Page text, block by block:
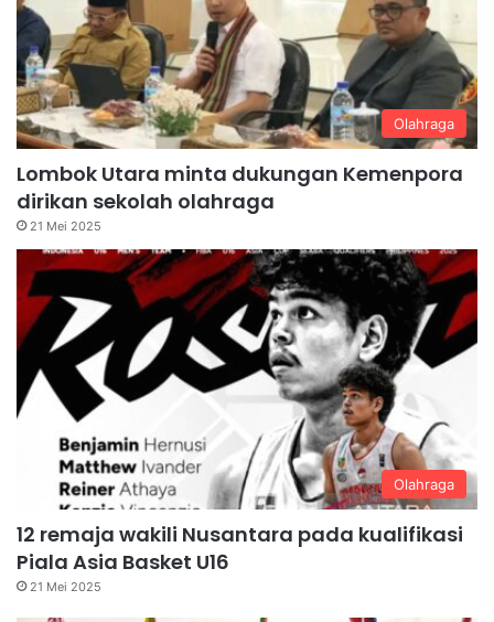
Olahraga
Lombok Utara minta dukungan Kemenpora
dirikan sekolah olahraga
21 Mei 2025
Olahraga
12 remaja wakili Nusantara pada kualifikasi
Piala Asia Basket U16
21 Mei 2025